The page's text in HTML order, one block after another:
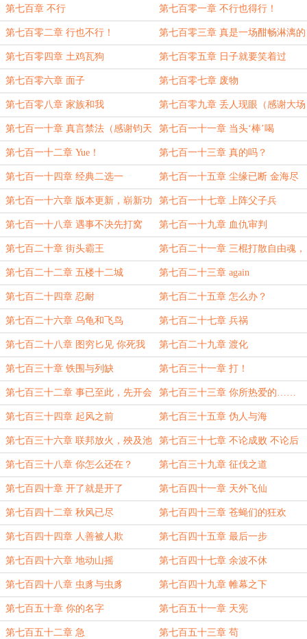
星
第七百章 不行 第七百零一章 不行也得行！
第七百零二章 行也不行！ 第七百零三章 真是一场酣畅淋漓的
战斗啊
第七百零四章 土鸡瓦狗 第七百零五章 日子就要笑着过
第七百零六章 面子 第七百零七章 废物
第七百零八章 家族和我 第七百零九章 丢人现眼（感谢大场
奈奈的盟主
第七百一十章 真言禁法（感谢钧天
白狐的盟主
第七百一十一章 当头‘棒’喝
第七百一十二章 Yue！ 第七百一十三章 真的吗？
第七百一十四章 经典二选一 第七百一十五章 尘缘已断 金海尽
干
第七百一十六章 版本更新，崭新功
能（感谢煜诗的盟主
第七百一十七章 上阵父子兵
第七百一十八章 遇事不决先打窝 第七百一十九章 血仇审判
第七百二十章 街头霸王 第七百二十一章 三棍打散自由魂，
长官我是象洲人
第七百二十二章 五楼十二城 第七百二十三章 again
第七百二十四章 忍耐 第七百二十五章 怎么办？
第七百二十六章 乌龟和飞鸟 第七百二十七章 兵祸
第七百二十八章 图穷匕见 你死我
活
第七百二十九章 渡化
第七百三十章 铁围与列缺 第七百三十一章 打！
第七百三十二章 事已至此，先开会
吧
第七百三十三章 你所热爱的……
第七百三十四章 起风之前 第七百三十五章 伪人与海
第七百三十六章 联邦放火，殃及池
鱼（感谢煜诗的白银盟
第七百三十七章 不论成败 不论后
果
第七百三十八章 你怎么还在？ 第七百三十九章 征伐之道
第七百四十章 开了就是开了 第七百四十一章 天外飞仙
第七百四十二章 秋风已尽 第七百四十三章 苍蝇们的狂欢
第七百四十四章 人善被人欺 第七百四十五章 最后一步
第七百四十六章 地动山摇 第七百四十七章 余波不休
第七百四十八章 虫豸与虫豸 第七百四十九章 帷幕之下
第七百五十章 你的名字 第七百五十一章 天宪
第七百五十二章 急 第七百五十三章 苟